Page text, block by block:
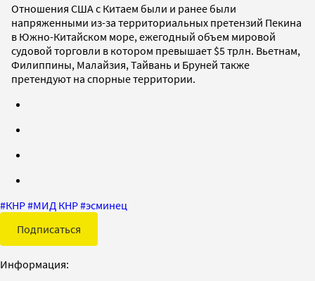
Отношения США с Китаем были и ранее были
напряженными из-за территориальных претензий Пекина
в Южно-Китайском море, ежегодный объем мировой
судовой торговли в котором превышает $5 трлн. Вьетнам,
Филиппины, Малайзия, Тайвань и Бруней также
претендуют на спорные территории.
#КНР#МИД КНР#эсминец
Подписаться
Информация: